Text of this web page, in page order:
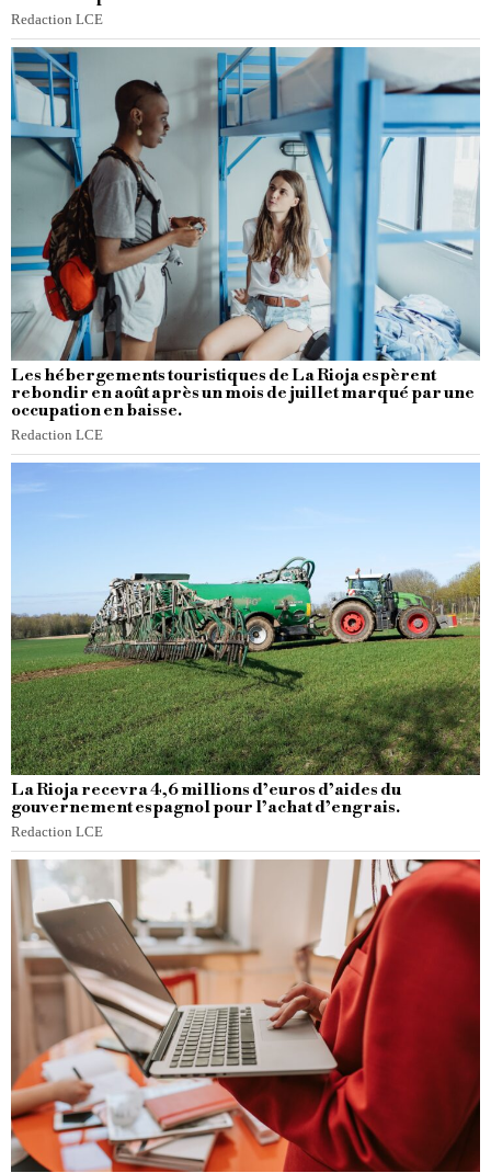
Redaction LCE
Les hébergements touristiques de La Rioja espèrent
rebondir en août après un mois de juillet marqué par une
occupation en baisse.
Redaction LCE
La Rioja recevra 4,6 millions d’euros d’aides du
gouvernement espagnol pour l’achat d’engrais.
Redaction LCE